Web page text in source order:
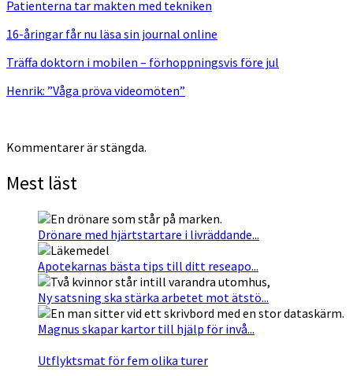
Patienterna tar makten med tekniken
16-åringar får nu läsa sin journal online
Träffa doktorn i mobilen – förhoppningsvis före jul
Henrik: ”Våga pröva videomöten”
Kommentarer är stängda.
Mest läst
Drönare med hjärtstartare i livräddande...
Apotekarnas bästa tips till ditt reseapo...
Ny satsning ska stärka arbetet mot ätstö...
Magnus skapar kartor till hjälp för invå...
Utflyktsmat för fem olika turer